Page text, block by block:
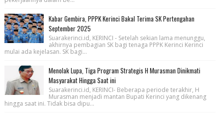
Kabar Gembira, PPPK Kerinci Bakal Terima SK Pertengahan
September 2025
Suarakerinci.id, KERINCI - Setelah sekian lama menunggu,
akhirnya pembagian SK bagi tenaga PPPK Kerinci Kerinci
mulai ada kejelasan. SK bagi...
Menolak Lupa, Tiga Program Strategis H Murasman Dinikmati
Masyarakat Hingga Saat ini
Suarakerinci.id, KERINCI- Beberapa periode terakhir, H
Murasman menjadi mantan Bupati Kerinci yang dikenang
hingga saat ini. Tidak bisa dipu...